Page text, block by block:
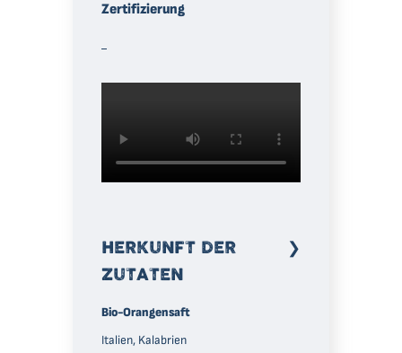
Zertifizierung
HERKUNFT DER
ZUTATEN
Bio-Orangensaft
Italien, Kalabrien